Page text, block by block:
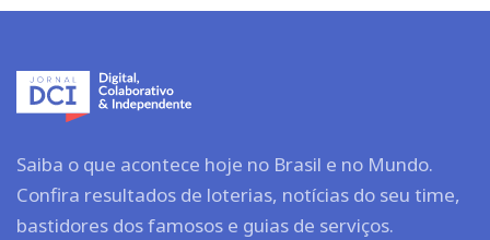
Saiba o que acontece hoje no Brasil e no Mundo.
Confira resultados de loterias, notícias do seu time,
bastidores dos famosos e guias de serviços.